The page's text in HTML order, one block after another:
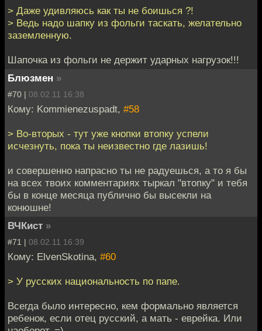
> Даже удивляюсь как ты не боишься ?!
> Ведь надо шапку из фольги таскать, желательно
заземленную.
Шапочка из фольги не держит ударных нагрузок!!!
Блюзмен »
#70 | 08.02.11 16:38
Кому: Kommienezuspadt, #58
> Во-вторых - тут уже кнопки втопку успели
исчезнуть, пока ты неизвестно где лазишь!
и совершенно напрасно ты не радуешься, а то я бы
на всех твоих комментариях тыркал "втопку" и тебя
бы в конце месяца публично бы высекли на
конюшне!
ВЧКист »
#71 | 08.02.11 16:39
Кому: ElvenSkotina, #60
> У русских национальность по папе.
Всегда было интересно, кем формально является
ребенок, если отец русский, а мать - еврейка. Или